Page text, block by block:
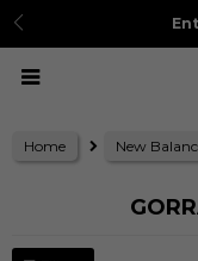

Home New